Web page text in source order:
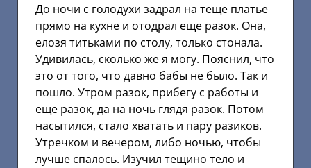
До ночи с голодухи задрал на теще платье
прямо на кухне и отодрал еще разок. Она,
елозя титьками по столу, только стонала.
Удивилась, сколько же я могу. Пояснил, что
это от того, что давно бабы не было. Так и
пошло. Утром разок, прибегу с работы и
еще разок, да на ночь глядя разок. Потом
насытился, стало хватать и пару разиков.
Утречком и вечером, либо ночью, чтобы
лучше спалось. Изучил тещино тело и